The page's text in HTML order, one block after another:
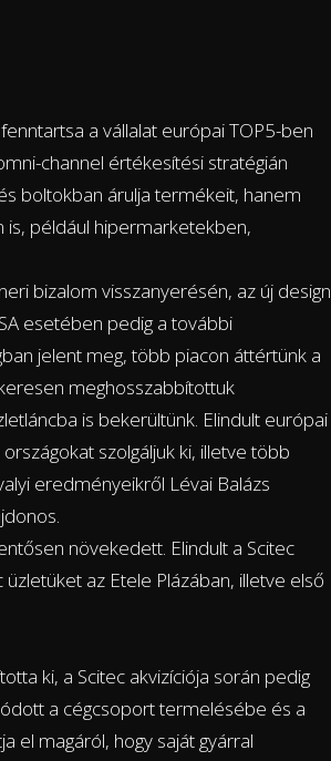
a vállalat európai TOP5-ben
channel értékesítési stratégián
boltokban árulja termékeit, hanem
például hipermarketekben,
bizalom visszanyerésén, az új design
esetében pedig a további
jelent meg, több piacon áttértünk a
meghosszabbítottuk
is bekerültünk. Elindult európai
szolgáljuk ki, illetve több
eredményeikről Lévai Balázs
növekedett. Elindult a Scitec
az Etele Plázában, illetve első
ki, a Scitec akvizíciója során pedig
a cégcsoport termelésébe és a
el magáról, hogy saját gyárral